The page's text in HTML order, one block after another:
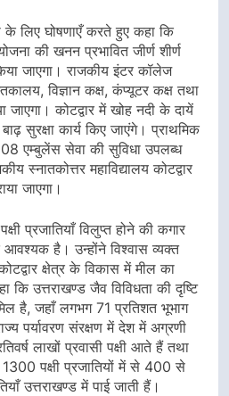
के लिए घोषणाएँ करते हुए कहा कि
की खनन प्रभावित जीर्ण शीर्ण
जाएगा। राजकीय इंटर कॉलेज
विज्ञान कक्ष, कंप्यूटर कक्ष तथा
जाएगा। कोटद्वार में खोह नदी के दायें
सुरक्षा कार्य किए जाएंगे। प्राथमिक
एम्बुलेंस सेवा की सुविधा उपलब्ध
स्नातकोत्तर महाविद्यालय कोटद्वार
जाएगा।
प्रजातियाँ विलुप्त होने की कगार
है। उन्होंने विश्वास व्यक्त
क्षेत्र के विकास में मील का
कि उत्तराखण्ड जैव विविधता की दृष्टि
है, जहाँ लगभग 71 प्रतिशत भूभाग
पर्यावरण संरक्षण में देश में अग्रणी
लाखों प्रवासी पक्षी आते हैं तथा
पक्षी प्रजातियों में से 400 से
उत्तराखण्ड में पाई जाती हैं।